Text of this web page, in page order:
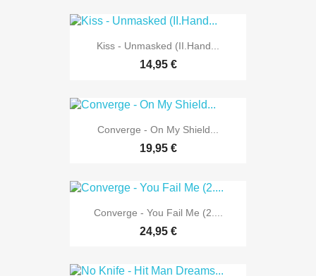
Kiss - Unmasked (II.Hand...
14,95 €
Converge - On My Shield...
19,95 €
Converge - You Fail Me (2....
24,95 €